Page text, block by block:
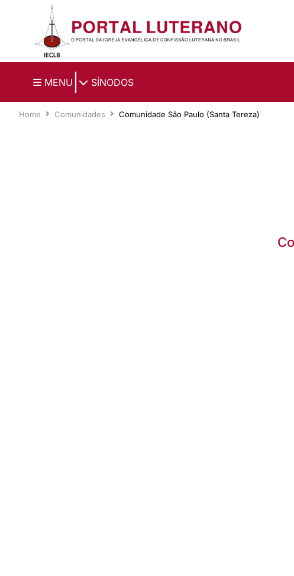
Ir para o conteúdo principal
MENU SÍNODOS
Home Comunidades Comunidade São Paulo (Santa Tereza)